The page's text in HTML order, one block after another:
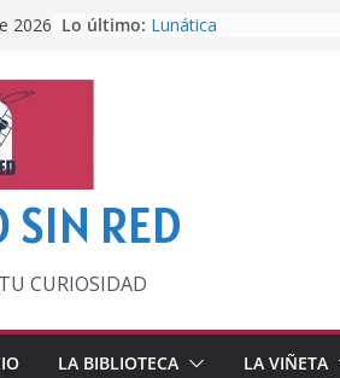
2026 Lo último: Lunática
SIN RED
CURIOSIDAD
LA BIBLIOTECA LA VIÑETA